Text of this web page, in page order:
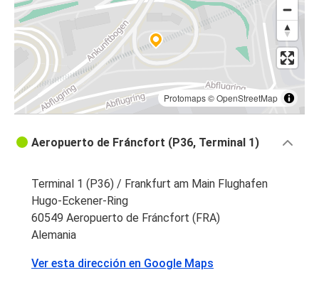
Protomaps©OpenStreetMap
Aeropuerto de Fráncfort (P36, Terminal 1)
Terminal 1 (P36) / Frankfurt am Main Flughafen
Hugo-Eckener-Ring
60549 Aeropuerto de Fráncfort (FRA)
Alemania
Ver esta dirección en Google Maps